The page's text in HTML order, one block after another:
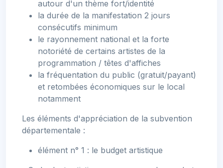
autour d'un thème fort/identité
la durée de la manifestation 2 jours
consécutifs minimum
le rayonnement national et la forte
notoriété de certains artistes de la
programmation / têtes d'affiches
la fréquentation du public (gratuit/payant)
et retombées économiques sur le local
notamment
Les éléments d'appréciation de la subvention
départementale :
élément n° 1 : le budget artistique